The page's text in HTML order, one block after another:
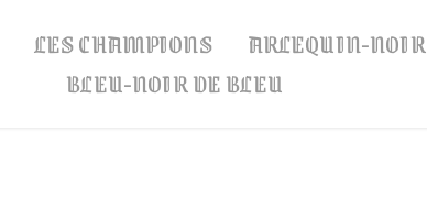
LES CHAMPIONS ARLEQUIN-NOIR
BLEU-NOIR DE BLEU